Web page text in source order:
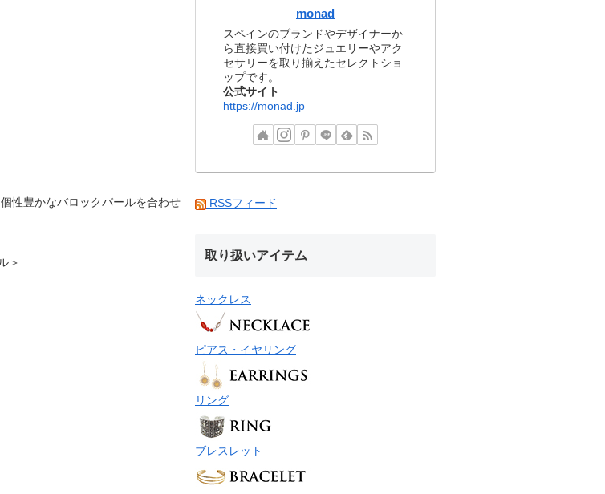
性豊かなバロックパールを合わせ
＞
monad
スペインのブランドやデザイナーか
ら直接買い付けたジュエリーやアク
セサリーを取り揃えたセレクトショ
ップです。
公式サイト
https://monad.jp
RSSフィード
取り扱いアイテム
ネックレス
ピアス・イヤリング
リング
ブレスレット